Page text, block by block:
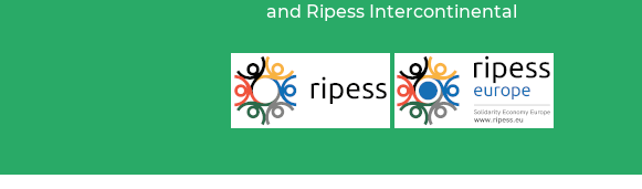
and Ripess Intercontinental